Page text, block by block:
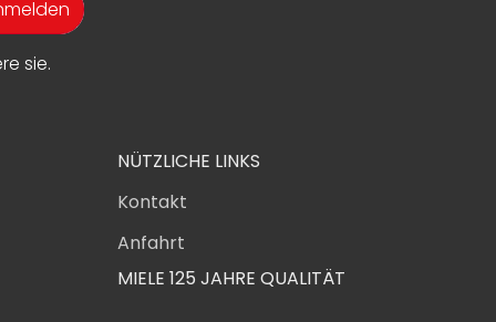
sie.
NÜTZLICHE LINKS
Kontakt
Anfahrt
MIELE 125 JAHRE QUALITÄT